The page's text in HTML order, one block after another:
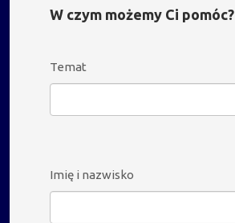
W czym możemy Ci pomóc?
Temat
Imię i nazwisko